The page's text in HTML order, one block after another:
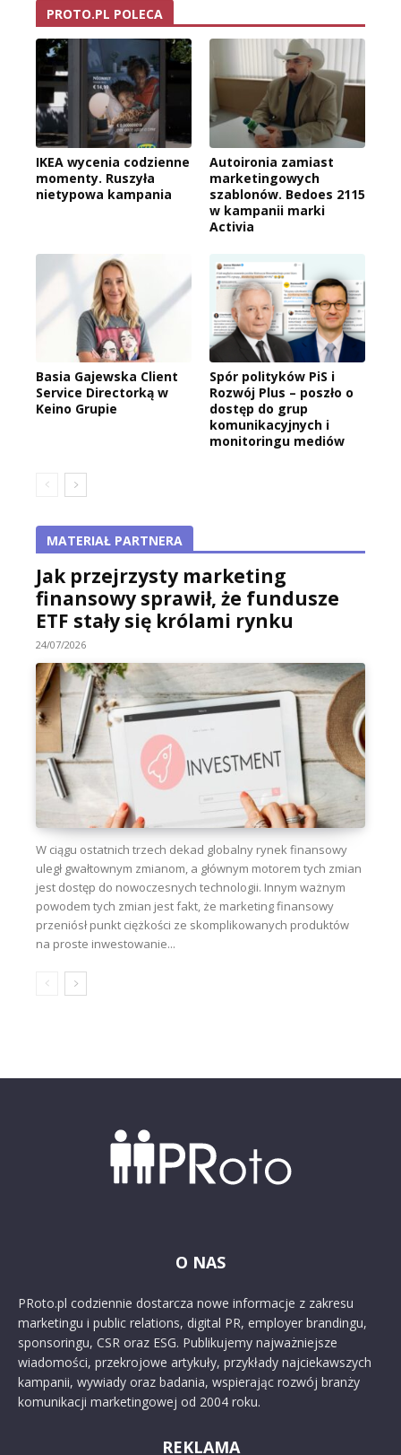
PROTO.PL POLECA
IKEA wycenia codzienne
momenty. Ruszyła
nietypowa kampania
Autoironia zamiast
marketingowych
szablonów. Bedoes 2115
w kampanii marki
Activia
Basia Gajewska Client
Service Directorką w
Keino Grupie
Spór polityków PiS i
Rozwój Plus – poszło o
dostęp do grup
komunikacyjnych i
monitoringu mediów
MATERIAŁ PARTNERA
Jak przejrzysty marketing
finansowy sprawił, że fundusze
ETF stały się królami rynku
24/07/2026
W ciągu ostatnich trzech dekad globalny rynek finansowy
uległ gwałtownym zmianom, a głównym motorem tych zmian
jest dostęp do nowoczesnych technologii. Innym ważnym
powodem tych zmian jest fakt, że marketing finansowy
przeniósł punkt ciężkości ze skomplikowanych produktów
na proste inwestowanie...
O NAS
PRoto.pl codziennie dostarcza nowe informacje z zakresu
marketingu i public relations, digital PR, employer brandingu,
sponsoringu, CSR oraz ESG. Publikujemy najważniejsze
wiadomości, przekrojowe artykuły, przykłady najciekawszych
kampanii, wywiady oraz badania, wspierając rozwój branży
komunikacji marketingowej od 2004 roku.
REKLAMA